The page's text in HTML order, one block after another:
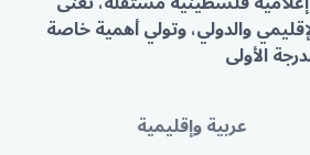
والدولي، وتولي أهمية خاصة
الأولى
عربية وإقليمية